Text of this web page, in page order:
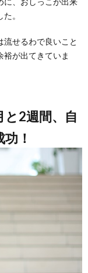
。
せるわで良いこと
が出てきていま
2週間、自
！